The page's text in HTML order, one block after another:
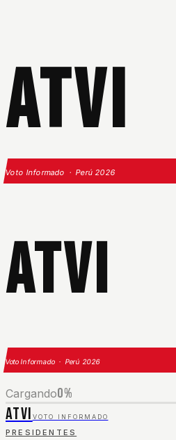
ATVI
Voto Informado · Perú 2026
ATVI
Voto Informado · Perú 2026
Cargando0%
ATVI VOTO INFORMADO
PRESIDENTES